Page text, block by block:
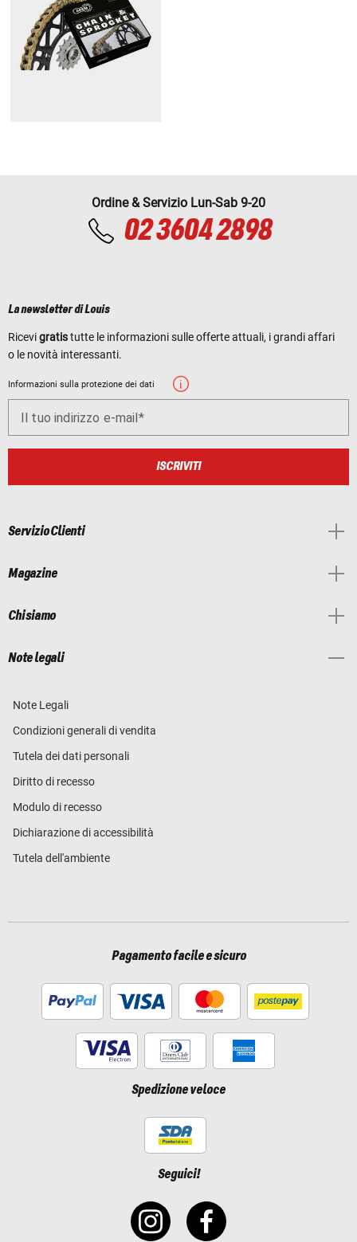
Ordine & Servizio Lun-Sab 9-20
02 3604 2898
La newsletter di Louis
Ricevigratistutte le informazioni sulle offerte attuali, i grandi affari
o le novità interessanti.
Informazioni sulla protezione dei dati
Il tuo indirizzo e-mail
ISCRIVITI
Servizio Clienti
Magazine
Chi siamo
Note legali
Note Legali
Condizioni generali di vendita
Tutela dei dati personali
Diritto di recesso
Modulo di recesso
Dichiarazione di accessibilità
Tutela dell'ambiente
Pagamento facile e sicuro
Spedizione veloce
Seguici!